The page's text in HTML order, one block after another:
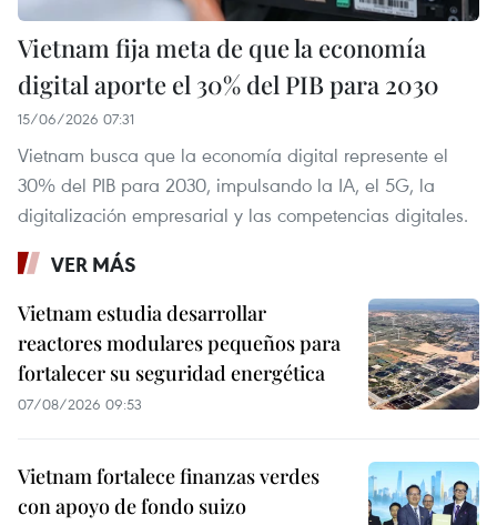
Vietnam fija meta de que la economía
digital aporte el 30% del PIB para 2030
15/06/2026 07:31
Vietnam busca que la economía digital represente el
30% del PIB para 2030, impulsando la IA, el 5G, la
digitalización empresarial y las competencias digitales.
VER MÁS
Vietnam estudia desarrollar
reactores modulares pequeños para
fortalecer su seguridad energética
07/08/2026 09:53
Vietnam fortalece finanzas verdes
con apoyo de fondo suizo